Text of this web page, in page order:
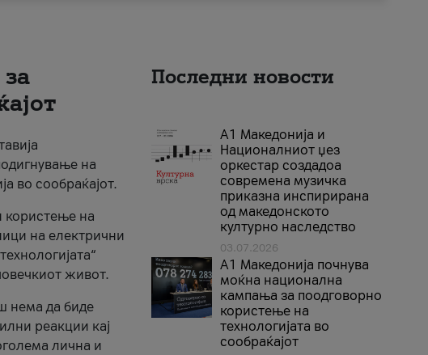
на
во сообраќајот.
користење на
на електрични
живот.
нема да биде
реакции кај
лична и
Последни новости
А1 Македонија и
Националниот џез
оркестар создадоа
современа музичка
приказна инспирирана
од македонското
културно наследство
03.07.2026
A1 Македонија почнува
моќна национална
кампања за поодговорно
користење на
технологијата во
сообраќајот